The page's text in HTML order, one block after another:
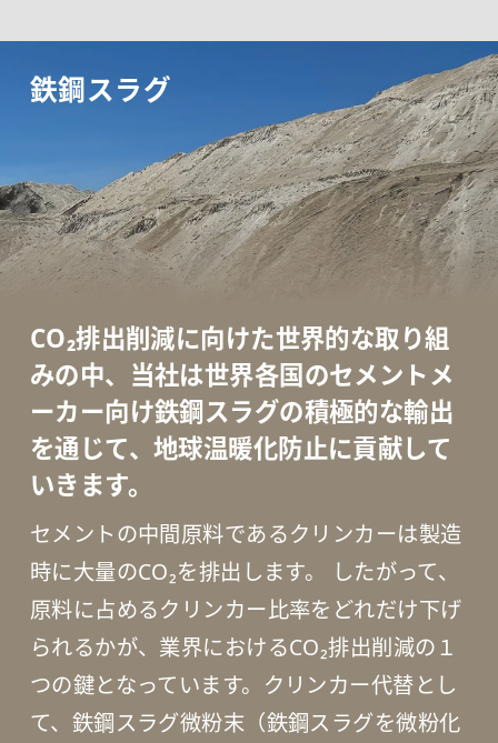
鉄鋼スラグ
CO₂排出削減に向けた世界的な取り組
みの中、 当社は世界各国のセメントメ
ーカー向け鉄鋼スラグの積極的な輸出
を通じて、地球温暖化防止に貢献して
いきます。
セメントの中間原料であるクリンカーは製造
時に大量のCO₂を排出します。 したがって、
原料に占めるクリンカー比率をどれだけ下げ
られるかが、業界におけるCO₂排出削減の１
つの鍵となっています。クリンカー代替とし
て、鉄鋼スラグ微粉末（鉄鋼スラグを微粉化